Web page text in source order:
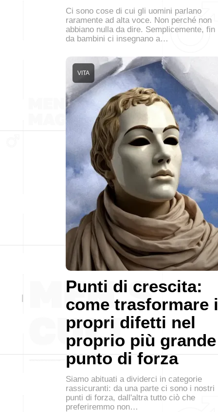
Ci sono cose di cui gli uomini parlano
raramente ad alta voce. Non perché non
abbiano nulla da dire. Semplicemente, fin
da bambini ci insegnano a…
Punti di crescita:
come trasformare i
propri difetti nel
proprio più grande
punto di forza
VITA
Siamo abituati a dividerci in categorie
rassicuranti: da una parte ci sono i nostri
punti di forza, dall'altra tutto ciò che
preferiremmo non…